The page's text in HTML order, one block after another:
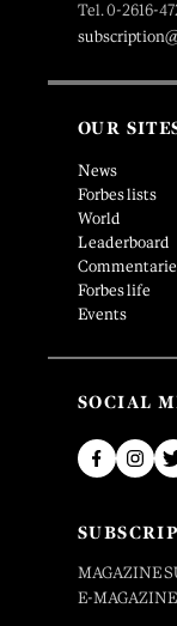
Tel. 0-2616-
OUR
News
Forbes lists
World
Leaderboard
Forbes life
Events
SOCIAL
MAGAZINE
E-